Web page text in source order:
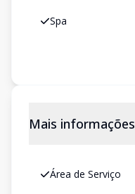
Spa
Mais informações
Área de Serviço